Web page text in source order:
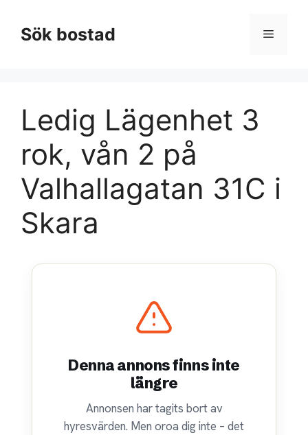
innehållSök bostad Meny
Ledig Lägenhet 3
rok, vån 2 på
Valhallagatan 31C i
Skara
Denna annons finns inte
längre
Annonsen har tagits bort av
hyresvärden. Men oroa dig inte – det